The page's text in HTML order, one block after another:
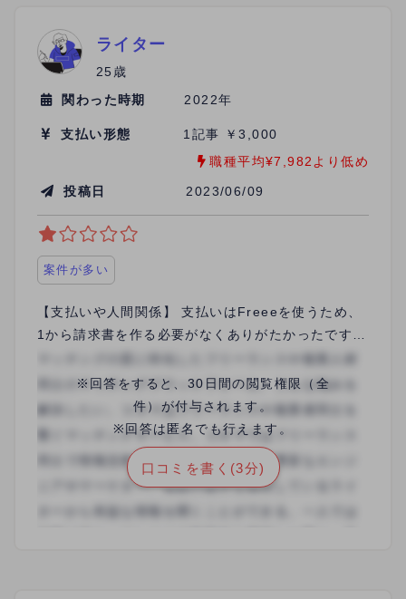
ライター
25歳
関わった時期
2022年
支払い形態
1記事 ￥3,000
職種平均¥7,982より低め
投稿日 2023/06/09
案件が多い
【支払いや人間関係】 支払いはFreeeを使うため、
1から請求書を作る必要がなくありがたかったです。
【行った業務内容】 主にライティングを行いまし
た。 【どのように案件を獲得したか（お仕事に至っ
た経緯）】 業務委託契約を結び、案件にアサインと
いう形でした。案件用のチャットがあって、募集し
てる案件の条件などを定期的に流してくれるので、
自分に合った案件を見つけやすかったです。
※回答をすると、30日間の閲覧権限（全
件）が付与されます。
※回答は匿名でも行えます。
口コミを書く(3分)